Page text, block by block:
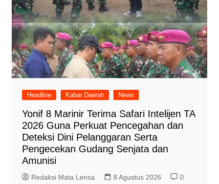
Headline Kabar Daerah News
Yonif 8 Marinir Terima Safari Intelijen TA
2026 Guna Perkuat Pencegahan dan
Deteksi Dini Pelanggaran Serta
Pengecekan Gudang Senjata dan
Amunisi
Redaksi Mata Lensa 8 Agustus 2026 0